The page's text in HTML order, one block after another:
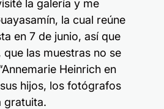
la galería y me
la cual reúne
en 7 de junio, así que
las muestras no se
Heinrich en
hijos, los fotógrafos
gratuita.